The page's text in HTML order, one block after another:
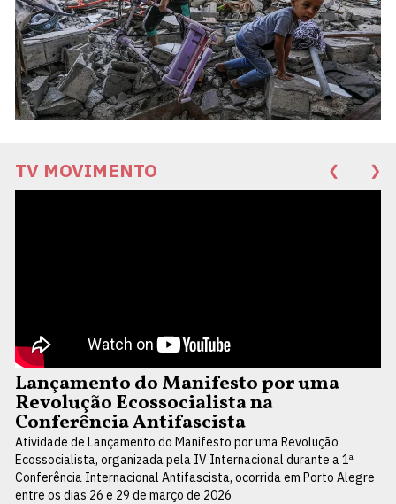
TV MOVIMENTO ❮ ❯
Lançamento do Manifesto por uma
Revolução Ecossocialista na
Conferência Antifascista
Atividade de Lançamento do Manifesto por uma Revolução
Ecossocialista, organizada pela IV Internacional durante a 1ª
Conferência Internacional Antifascista, ocorrida em Porto Alegre
entre os dias 26 e 29 de março de 2026